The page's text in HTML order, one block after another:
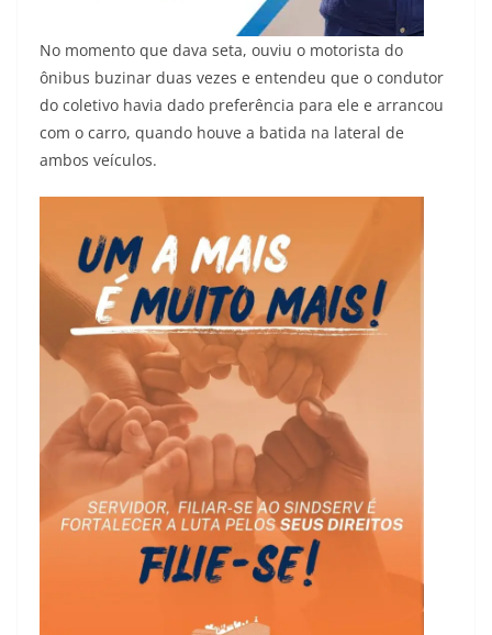
No momento que dava seta, ouviu o motorista do
ônibus buzinar duas vezes e entendeu que o condutor
do coletivo havia dado preferência para ele e arrancou
com o carro, quando houve a batida na lateral de
ambos veículos.